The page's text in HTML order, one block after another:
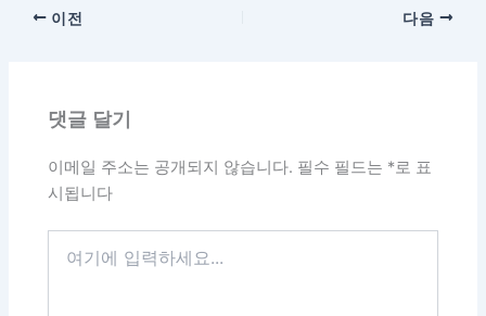
이전 다음
댓글 달기
이메일 주소는 공개되지 않습니다. 필수 필드는 *로 표
시됩니다